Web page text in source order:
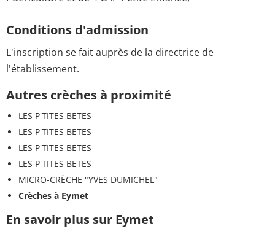
Conditions d'admission
L'inscription se fait auprès de la directrice de
l'établissement.
Autres crèches à proximité
LES P'TITES BETES
LES P'TITES BETES
LES P'TITES BETES
LES P'TITES BETES
MICRO-CRÈCHE "YVES DUMICHEL"
Crèches à Eymet
En savoir plus sur Eymet